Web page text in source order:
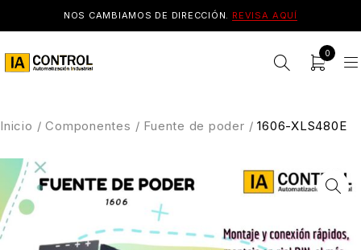
NOS CAMBIAMOS DE DIRECCIÓN. REVISA AQUÍ
0
Inicio / Componentes / Fuente de poder / 1606-XLS480E